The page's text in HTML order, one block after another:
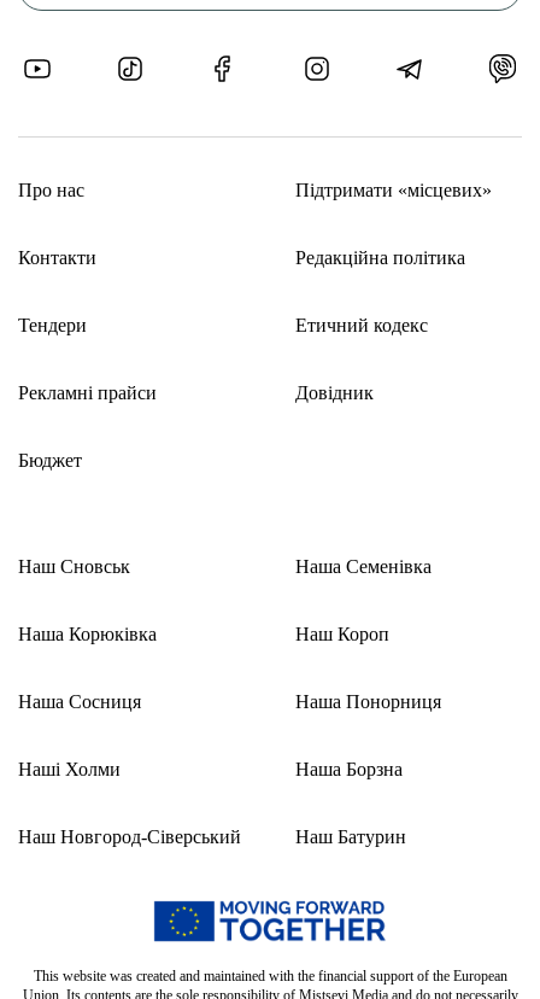
Про нас
Контакти
Тендери
Рекламні прайси
Бюджет
Підтримати «місцевих»
Редакційна політика
Етичний кодекс
Довідник
Наш Сновськ
Наша Корюківка
Наша Сосниця
Наші Холми
Наш Новгород-Сіверський
Наша Семенівка
Наш Короп
Наша Понорниця
Наша Борзна
Наш Батурин
This website was created and maintained with the financial support of the European
Union. Its contents are the sole responsibility of Mistsevi Media and do not necessarily